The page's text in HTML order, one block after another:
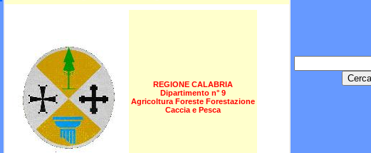
REGIONE CALABRIA
Dipartimento n° 9
Agricoltura Foreste Forestazione
Caccia e Pesca